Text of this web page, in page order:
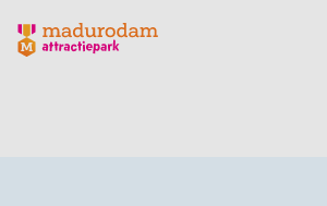
Madurodam logo, naar de homepage